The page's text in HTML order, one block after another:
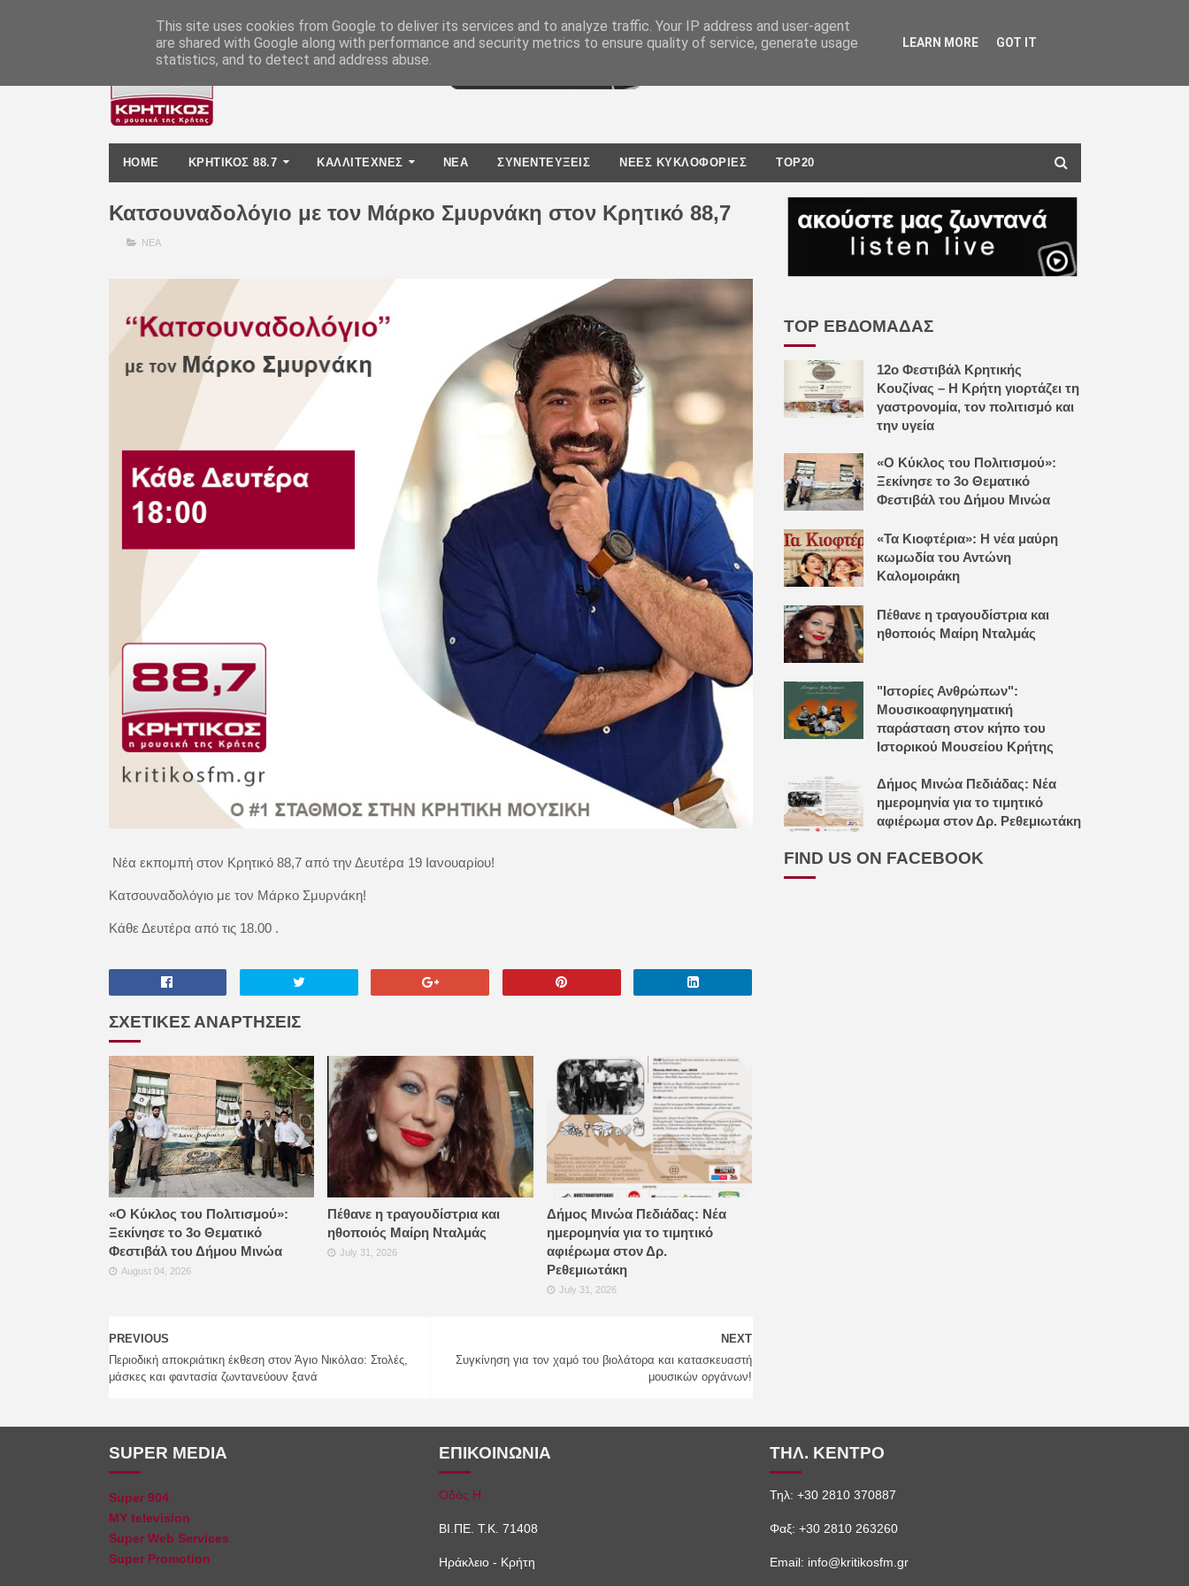
HOME ΚΡΗΤΙΚΟΣ 88.7 ΚΑΛΛΙΤΕΧΝΕΣ ΝΕΑ ΣΥΝΕΝΤΕΥΞΕΙΣ ΝΕΕΣ ΚΥΚΛΟΦΟΡΙΕΣ TOP20
Κατσουναδολόγιο με τον Μάρκο Σμυρνάκη στον Κρητικό 88,7
ΝΕΑ
Νέα εκπομπή στον Κρητικό 88,7 από την Δευτέρα 19 Ιανουαρίου!
Κατσουναδολόγιο με τον Μάρκο Σμυρνάκη!
Κάθε Δευτέρα από τις 18.00 .
ΣΧΕΤΙΚΕΣ ΑΝΑΡΤΗΣΕΙΣ
«Ο Κύκλος του Πολιτισμού»:
Ξεκίνησε το 3ο Θεματικό
Φεστιβάλ του Δήμου Μινώα
August 04, 2026
Πέθανε η τραγουδίστρια και
ηθοποιός Μαίρη Νταλμάς
July 31, 2026
Δήμος Μινώα Πεδιάδας: Νέα
ημερομηνία για το τιμητικό
αφιέρωμα στον Δρ.
Ρεθεμιωτάκη
July 31, 2026
NEXT
Συγκίνηση για τον χαμό του βιολάτορα και κατασκευαστή
μουσικών οργάνων!
PREVIOUS
Περιοδική αποκριάτικη έκθεση στον Άγιο Νικόλαο: Στολές,
μάσκες και φαντασία ζωντανεύουν ξανά
TOP ΕΒΔΟΜΑΔΑΣ
12ο Φεστιβάλ Κρητικής
Κουζίνας – Η Κρήτη γιορτάζει τη
γαστρονομία, τον πολιτισμό και
την υγεία
«Ο Κύκλος του Πολιτισμού»:
Ξεκίνησε το 3ο Θεματικό
Φεστιβάλ του Δήμου Μινώα
«Τα Κιοφτέρια»: Η νέα μαύρη
κωμωδία του Αντώνη
Καλομοιράκη
Πέθανε η τραγουδίστρια και
ηθοποιός Μαίρη Νταλμάς
"Ιστορίες Ανθρώπων":
Μουσικοαφηγηματική
παράσταση στον κήπο του
Ιστορικού Μουσείου Κρήτης
Δήμος Μινώα Πεδιάδας: Νέα
ημερομηνία για το τιμητικό
αφιέρωμα στον Δρ. Ρεθεμιωτάκη
FIND US ON FACEBOOK
SUPER MEDIA
Super 904
MY television
Super Web Services
Super Promotion
ΕΠΙΚΟΙΝΩΝΙΑ
Οδός Η
ΒΙ.ΠΕ. Τ.Κ. 71408
Ηράκλειο - Κρήτη
ΤΗΛ. ΚΕΝΤΡΟ
Τηλ: +30 2810 370887
Φαξ: +30 2810 263260
Email: info@kritikosfm.gr
This site uses cookies from Google to deliver its services and to analyze traffic. Your IP address and user-agent
are shared with Google along with performance and security metrics to ensure quality of service, generate usage
statistics, and to detect and address abuse.
LEARN MORE GOT IT